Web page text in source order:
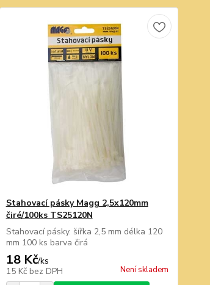
Stahovací pásky Magg 2,5x120mm
čiré/100ks TS25120N
Stahovací pásky. šířka 2,5 mm délka 120
mm 100 ks barva čirá
18 Kč/ks
15 Kč bez DPH Není skladem